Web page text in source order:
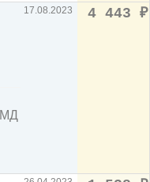
МД
17.08.2023 4 443 ₽